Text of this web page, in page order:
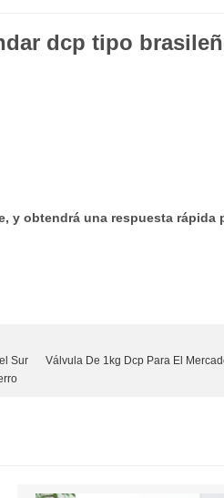
dcp tipo
y obtendrá una respuesta rápida
Sur Válvula De 1kg Dcp Para El